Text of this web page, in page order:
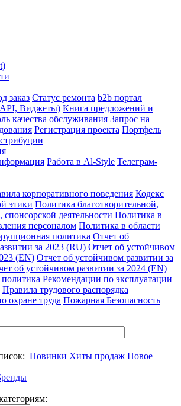
заказ Статус ремонта b2b портал
Виджеты) Книга предложений и
качества обслуживания Запрос на
Регистрация проекта Портфель
Работа в Al-Style Телеграм-
корпоративного поведения Кодекс
этики Политика благотворительной,
спонсорской деятельности Политика в
персоналом Политика в области
политика Отчет об
за 2023 (RU) Отчет об устойчивом
(EN) Отчет об устойчивом развитии за
об устойчивом развитии за 2024 (EN)
Рекомендации по эксплуатации
Правила трудового распорядка
охране труда Пожарная Безопасность
Новинки Хиты продаж Новое